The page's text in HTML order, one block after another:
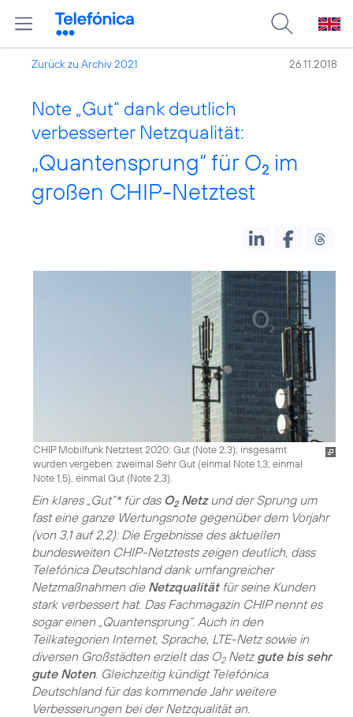
Zurück zu Archiv 2021 26.11.2018
Note „Gut“ dank deutlich
verbesserter Netzqualität:
„Quantensprung“ für O2 im
großen CHIP-Netztest
CHIP Mobilfunk Netztest 2020: Gut (Note 2,3); insgesamt
wurden vergeben: zweimal Sehr Gut (einmal Note 1,3; einmal
Note 1,5), einmal Gut (Note 2,3).
Ein klares „Gut“* für das O2Netzund der Sprung um
fast eine ganze Wertungsnote gegenüber dem Vorjahr
(von 3,1 auf 2,2): Die Ergebnisse des aktuellen
bundesweiten CHIP-Netztests zeigen deutlich, dass
Telefónica Deutschland dank umfangreicher
Netzmaßnahmen die Netzqualitätfür seine Kunden
stark verbessert hat. Das Fachmagazin CHIP nennt es
sogar einen „Quantensprung“. Auch in den
Teilkategorien Internet, Sprache, LTE-Netz sowie in
diversen Großstädten erzielt das O2Netz gute bis sehr
gute Noten. Gleichzeitig kündigt Telefónica
Deutschland für das kommende Jahr weitere
Verbesserungen bei der Netzqualität an.